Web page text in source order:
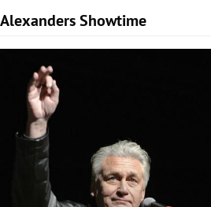
Alexanders Showtime
Slide 1 von 10